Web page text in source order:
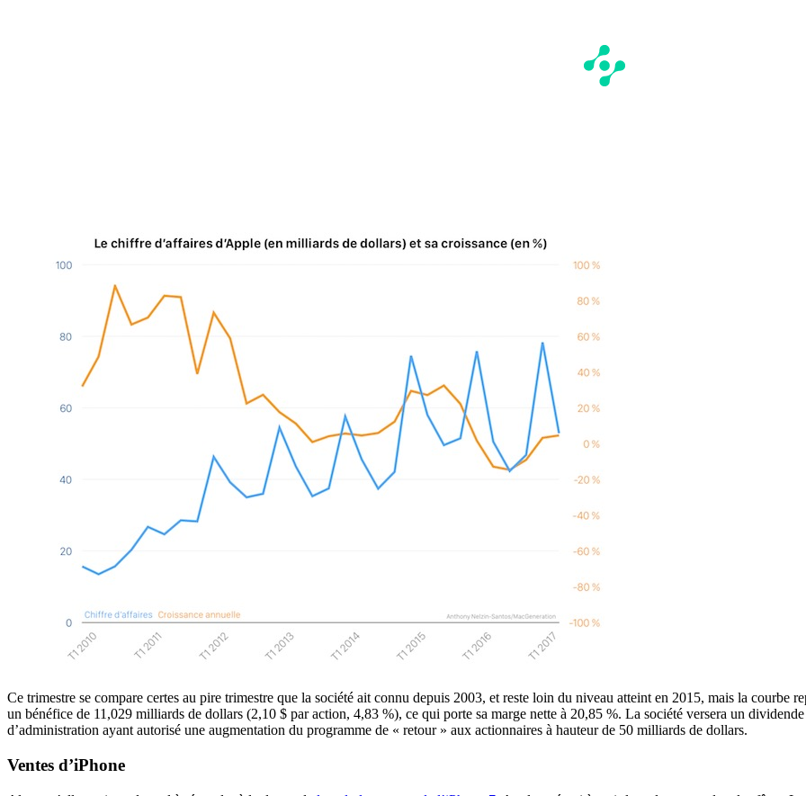
Ce trimestre se compare certes au pire trimestre que la société ait connu depuis 2003, et reste loin du niveau atteint en 2015, mais la courbe
un bénéfice de 11,029 milliards de dollars (2,10 $ par action, 4,83 %), ce qui porte sa marge nette à 20,85 %. La société versera un
d’administration ayant autorisé une augmentation du programme de « retour » aux actionnaires à hauteur de 50 milliards de dollars.
Ventes d’iPhone